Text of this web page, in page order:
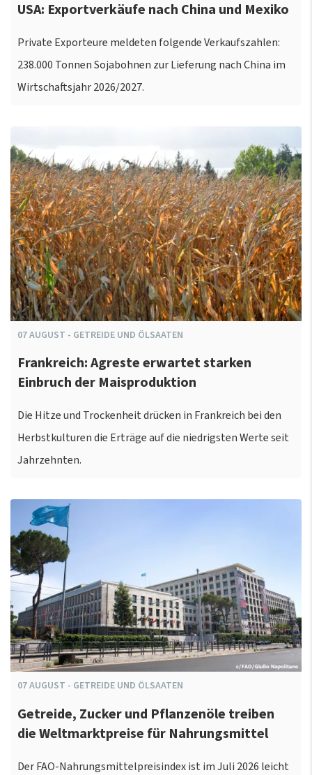
USA: Exportverkäufe nach China und Mexiko
Private Exporteure meldeten folgende Verkaufszahlen:
238.000 Tonnen Sojabohnen zur Lieferung nach China im
Wirtschaftsjahr 2026/2027.
07AUGUST - GETREIDE UND ÖLSAATEN
Frankreich: Agreste erwartet starken
Einbruch der Maisproduktion
Die Hitze und Trockenheit drücken in Frankreich bei den
Herbstkulturen die Erträge auf die niedrigsten Werte seit
Jahrzehnten.
07AUGUST - GETREIDE UND ÖLSAATEN
Getreide, Zucker und Pflanzenöle treiben
die Weltmarktpreise für Nahrungsmittel
Der FAO-Nahrungsmittelpreisindex ist im Juli 2026 leicht